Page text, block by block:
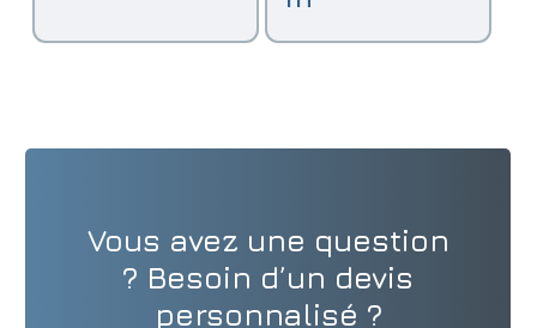
Vous avez une question
? Besoin d’un devis
personnalisé ?